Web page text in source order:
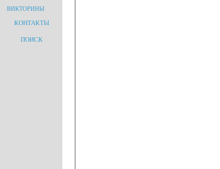
ВИКТОРИНЫ
КОНТАКТЫ
ПОИСК